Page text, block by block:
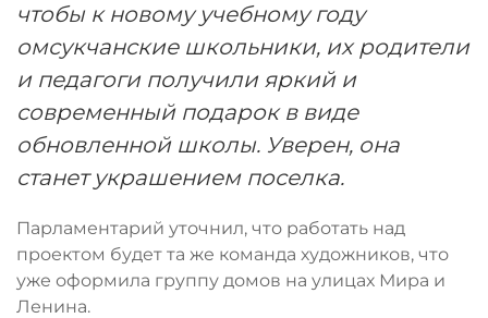
чтобы к новому учебному году
омсукчанские школьники, их родители
и педагоги получили яркий и
современный подарок в виде
обновленной школы. Уверен, она
станет украшением поселка.
Парламентарий уточнил, что работать над
проектом будет та же команда художников, что
уже оформила группу домов на улицах Мира и
Ленина.